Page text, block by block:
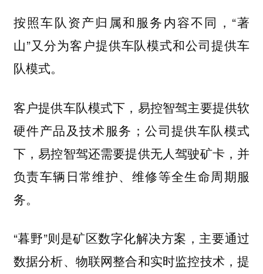
按照车队资产归属和服务内容不同，“著
山”又分为客户提供车队模式和公司提供车
队模式。
客户提供车队模式下，易控智驾主要提供软
硬件产品及技术服务；公司提供车队模式
下，易控智驾还需要提供无人驾驶矿卡，并
负责车辆日常维护、维修等全生命周期服
务。
“暮野”则是矿区数字化解决方案，主要通过
数据分析、物联网整合和实时监控技术，提